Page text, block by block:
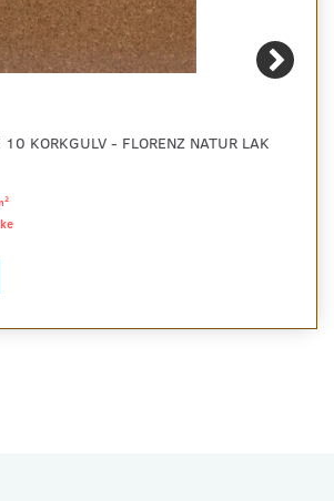
10 KORKGULV - FLORENZ NATUR LAK
2